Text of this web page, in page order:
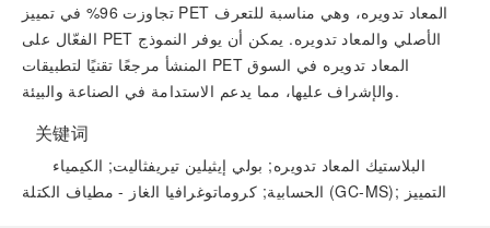
تجاوزت 96% في تمييز PET المعاد تدويره، وهي مناسبة للتعرف
الفعّال على PET الأصلي والمعاد تدويره. يمكن أن يوفر النموذج
المنشأ مرجعًا تقنيًا لتطبيقات PET المعاد تدويره في السوق
والإشراف عليها، مما يدعم الاستدامة في الصناعة والبيئة.
关键词
البلاستيك المعاد تدويره; بولي إيثيلين تيريفثاليت; الكيمياء
الحسابية; كروماتوغرافيا الغاز - مطياف الكتلة (GC-MS); التمييز